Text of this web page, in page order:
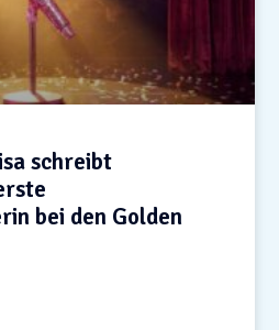
schreibt
bei den Golden